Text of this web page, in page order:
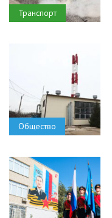
Транспорт
Общество